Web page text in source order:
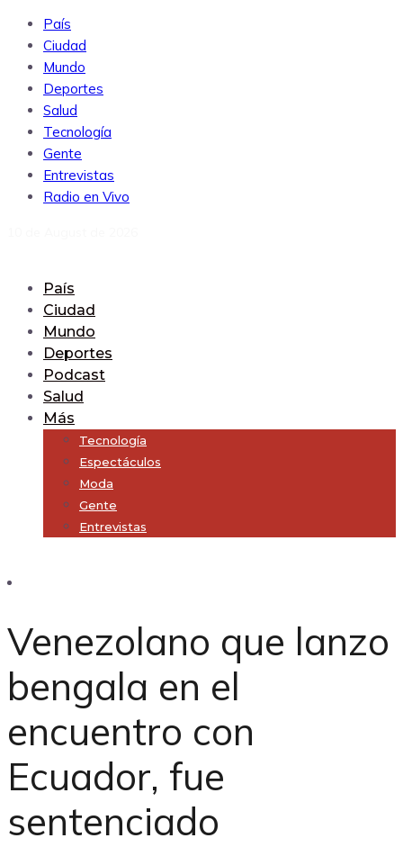
País
Ciudad
Mundo
Deportes
Salud
Tecnología
Gente
Entrevistas
Radio en Vivo
País
Ciudad
Mundo
Deportes
Podcast
Salud
Más
Tecnología
Espectáculos
Moda
Gente
Entrevistas
Venezolano que lanzo
bengala en el
encuentro con
Ecuador, fue
sentenciado